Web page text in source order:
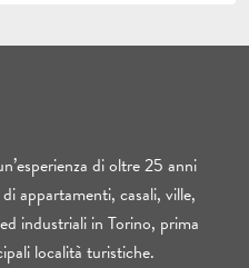
di oltre 25 anni
appartamenti, casali, ville,
industriali in Torino, prima
località turistiche.